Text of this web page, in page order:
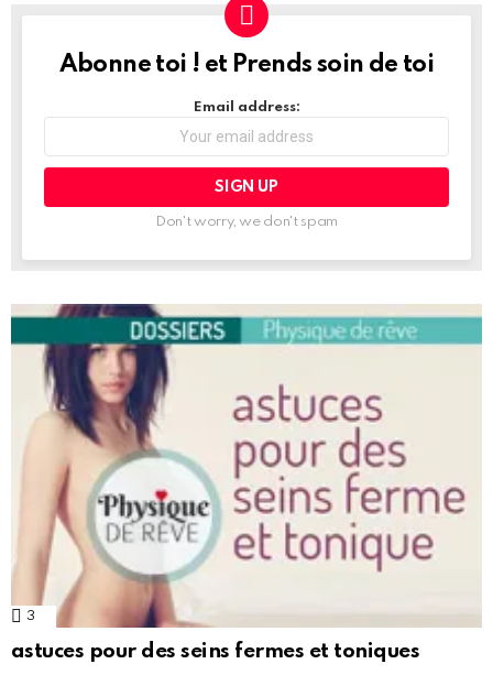
NEWSLETTER
Abonne toi ! et Prends soin de toi
Email address:
Don't worry, we don't spam
3 Comments
astuces pour des seins fermes et toniques